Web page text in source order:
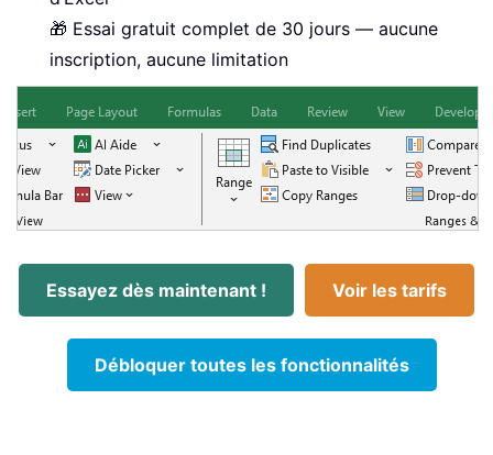
🎁 Essai gratuit complet de 30 jours — aucune
inscription, aucune limitation
Essayez dès maintenant ! Voir les tarifs
Débloquer toutes les fonctionnalités